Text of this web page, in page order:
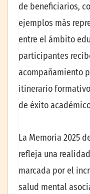
de beneficiarios,
ejemplos más
entre el ámbito
participantes
acompañamiento
itinerario
de éxito
La Memoria 2025
refleja una
marcada por el
salud mental